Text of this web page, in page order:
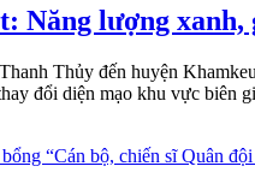
Năng lượng
Thủy đến huyện
đổi diện mạo khu vực biên